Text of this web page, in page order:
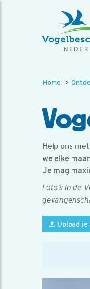
Home
Help ons
we elke
Je mag
Foto’s in de
Upload je